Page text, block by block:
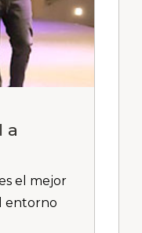
a
el mejor
entorno